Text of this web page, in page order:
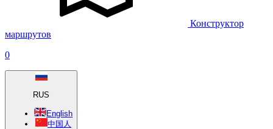
Конструктор
маршрутов
0
RUS
English
中国人